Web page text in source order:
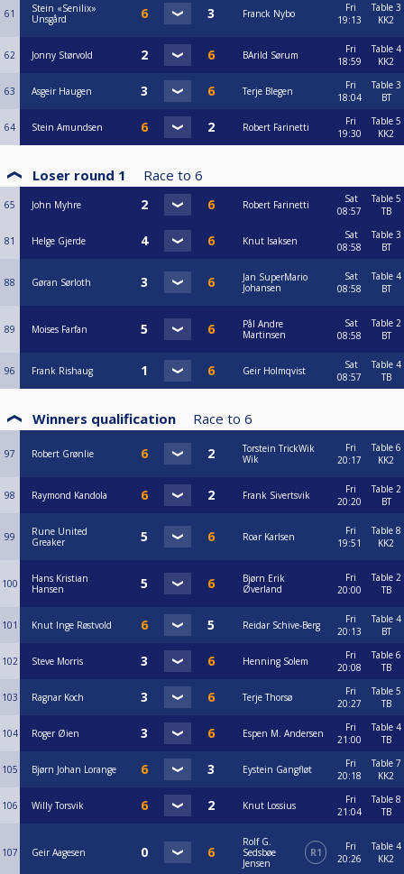
61
Stein «Senilix»
Unsgård
Franck Nybo
Fri
19:13
Table 3
KK2
62 Jonny Størvold BArild Sørum
Fri
18:59
Table 4
KK2
63 Asgeir Haugen Terje Blegen
Fri
18:04
Table 3
BT
64 Stein Amundsen Robert Farinetti
Fri
19:30
Table 5
KK2
Loser round 1 Race to 6
65 John Myhre Robert Farinetti
Sat
08:57
Table 5
TB
81 Helge Gjerde Knut Isaksen
Sat
08:58
Table 3
BT
88 Gøran Sørloth
Jan SuperMario
Johansen
Sat
08:58
Table 4
BT
89 Moises Farfan
Pål Andre
Martinsen
Sat
08:58
Table 2
BT
96 Frank Rishaug Geir Holmqvist
Sat
08:57
Table 4
TB
Winners qualification Race to 6
97 Robert Grønlie
Torstein TrickWik
Wik
Fri
20:17
Table 6
KK2
98 Raymond Kandola Frank Sivertsvik
Fri
20:20
Table 2
BT
99
Rune United
Greaker
Roar Karlsen
Fri
19:51
Table 8
KK2
100
Hans Kristian
Hansen
Bjørn Erik
Øverland
Fri
20:00
Table 2
TB
101 Knut Inge Røstvold Reidar Schive-Berg
Fri
20:13
Table 4
BT
102 Steve Morris Henning Solem
Fri
20:08
Table 6
TB
103 Ragnar Koch Terje Thorsø
Fri
20:27
Table 5
TB
104 Roger Øien Espen M. Andersen
Fri
21:00
Table 4
TB
105 Bjørn Johan Lorange Eystein Gangfløt
Fri
20:18
Table 7
KK2
106 Willy Torsvik Knut Lossius
Fri
21:04
Table 8
TB
107 Geir Aagesen
Rolf G.
Sedsbøe
Jensen
R1
Fri
20:26
Table 4
KK2